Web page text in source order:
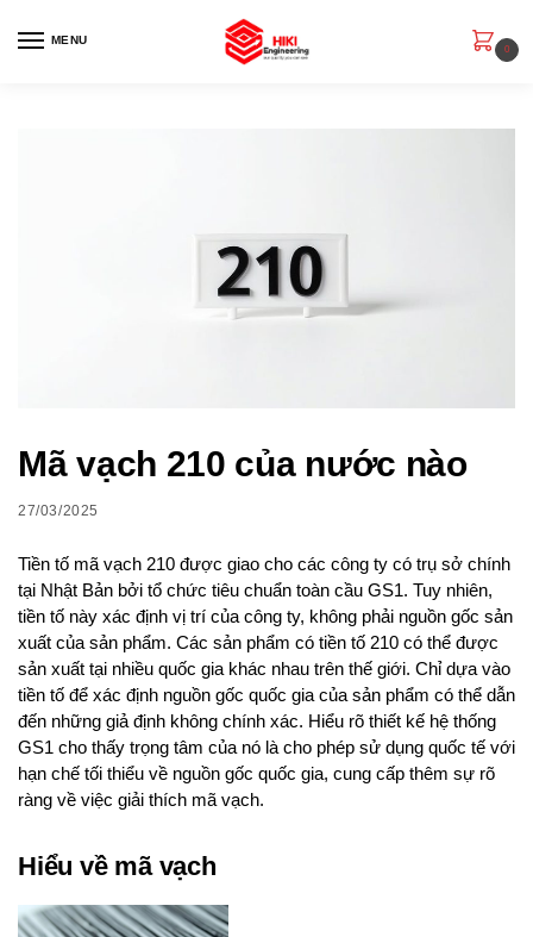
MENU
0
Mã vạch 210 của nước nào
27/03/2025
Tiền tố mã vạch 210 được giao cho các công ty có trụ sở chính
tại Nhật Bản bởi tổ chức tiêu chuẩn toàn cầu GS1. Tuy nhiên,
tiền tố này xác định vị trí của công ty, không phải nguồn gốc sản
xuất của sản phẩm. Các sản phẩm có tiền tố 210 có thể được
sản xuất tại nhiều quốc gia khác nhau trên thế giới. Chỉ dựa vào
tiền tố để xác định nguồn gốc quốc gia của sản phẩm có thể dẫn
đến những giả định không chính xác. Hiểu rõ thiết kế hệ thống
GS1 cho thấy trọng tâm của nó là cho phép sử dụng quốc tế với
hạn chế tối thiểu về nguồn gốc quốc gia, cung cấp thêm sự rõ
ràng về việc giải thích mã vạch.
Hiểu về mã vạch